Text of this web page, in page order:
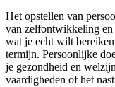
Het opstellen van
van zelfontwikkeling en
wat je echt wilt
termijn. Persoonlijke
je gezondheid en
vaardigheden of het